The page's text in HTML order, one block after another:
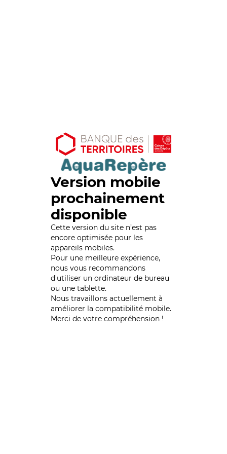
Version mobile
prochainement
disponible
Cette version du site n’est pas
encore optimisée pour les
appareils mobiles.
Pour une meilleure expérience,
nous vous recommandons
d'utiliser un ordinateur de bureau
ou une tablette.
Nous travaillons actuellement à
améliorer la compatibilité mobile.
Merci de votre compréhension !